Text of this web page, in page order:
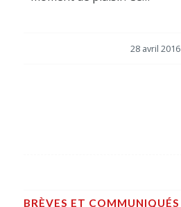
28 avril 2016
BRÈVES ET COMMUNIQUÉS